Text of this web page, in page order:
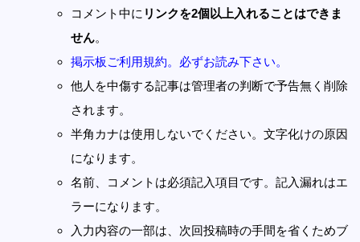
コメント中に リンクを2個以上入れることはできま
せん。
掲示板ご利用規約。必ずお読み下さい。
他人を中傷する記事は管理者の判断で予告無く削除
されます。
半角カナは使用しないでください。文字化けの原因
になります。
名前、コメントは必須記入項目です。記入漏れはエ
ラーになります。
入力内容の一部は、次回投稿時の手間を省くためブ